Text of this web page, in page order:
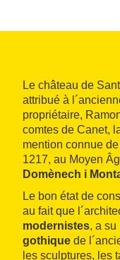
Le château de
attribué à
propriétaire,
comtes de Canet,
mention connue
1217, au Moyen
Domènech i
Le bon état de
au fait que
modernistes, a su
gothique de
les sculptures, les